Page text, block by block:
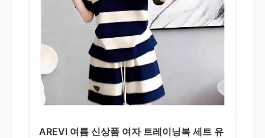
AREVI 여름 신상품 여자 트레이닝복 세트 유